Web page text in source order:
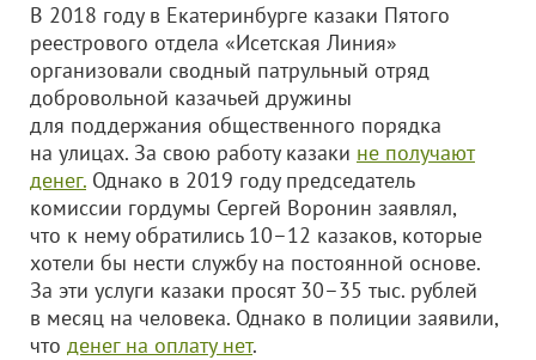
В 2018 году в Екатеринбурге казаки Пятого
реестрового отдела «Исетская Линия»
организовали сводный патрульный отряд
добровольной казачьей дружины
для поддержания общественного порядка
на улицах. За свою работу казаки не получают
денег. Однако в 2019 году председатель
комиссии гордумы Сергей Воронин заявлял,
что к нему обратились 10–12 казаков, которые
хотели бы нести службу на постоянной основе.
За эти услуги казаки просят 30–35 тыс. рублей
в месяц на человека. Однако в полиции заявили,
что денег на оплату нет.